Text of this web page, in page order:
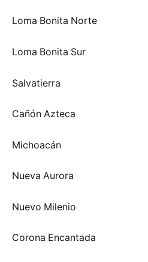
Loma Bonita Norte
Loma Bonita Sur
Salvatierra
Cañón Azteca
Michoacán
Nueva Aurora
Nuevo Milenio
Corona Encantada